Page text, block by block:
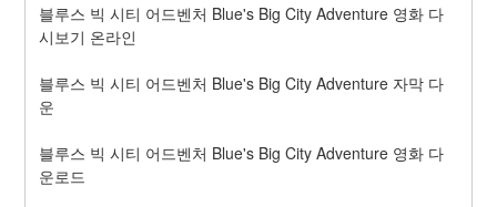
블루스 빅 시티 어드벤처 Blue's Big City Adventure 영화 다
시보기 온라인
블루스 빅 시티 어드벤처 Blue's Big City Adventure 자막 다
운
블루스 빅 시티 어드벤처 Blue's Big City Adventure 영화 다
운로드